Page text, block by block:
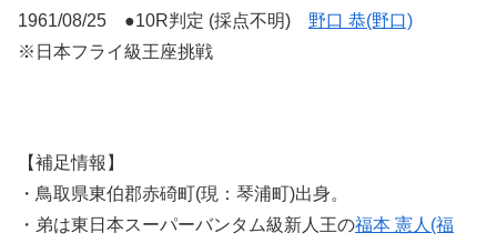
1961/08/25 ●10R判定 (採点不明) 野口 恭(野口)
※日本フライ級王座挑戦
【補足情報】
・鳥取県東伯郡赤碕町(現：琴浦町)出身。
・弟は東日本スーパーバンタム級新人王の福本 憲人(福